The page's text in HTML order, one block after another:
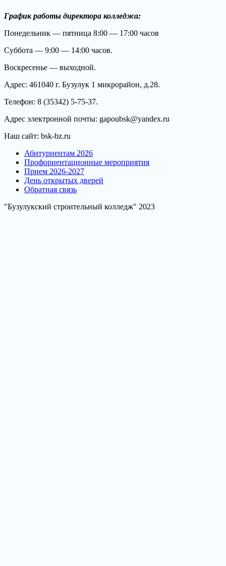
График работы директора колледжа:
Понедельник — пятница 8:00 — 17:00 часов
Суббота — 9:00 — 14:00 часов.
Воскресенье — выходной.
Адрес: 461040 г. Бузулук 1 микрорайон, д.28.
Телефон: 8 (35342) 5-75-37.
Адрес электронной почты: gapoubsk@yandex.ru
Наш сайт: bsk-bz.ru
Абитуриентам 2026
Профориентационные мероприятия
Прием 2026-2027
День открытых дверей
Обратная связь
"Бузулукский строительный колледж" 2023